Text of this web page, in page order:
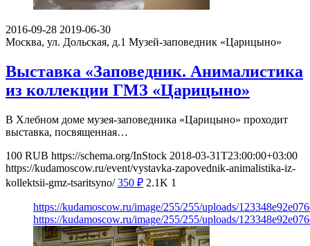
2016-09-28 2019-06-30
Москва, ул. Дольская, д.1 Музей-заповедник «Царицыно»
Выставка «Заповедник. Анималистика
из коллекции ГМЗ «Царицыно»
В Хлебном доме музея-заповедника «Царицыно» проходит
выставка, посвященная…
100 RUB https://schema.org/InStock 2018-03-31T23:00:00+03:00
https://kudamoscow.ru/event/vystavka-zapovednik-animalistika-iz-
kollektsii-gmz-tsaritsyno/ 350 ₽ 2.1K 1
https://kudamoscow.ru/image/255/255/uploads/
https://kudamoscow.ru/image/255/255/uploads/